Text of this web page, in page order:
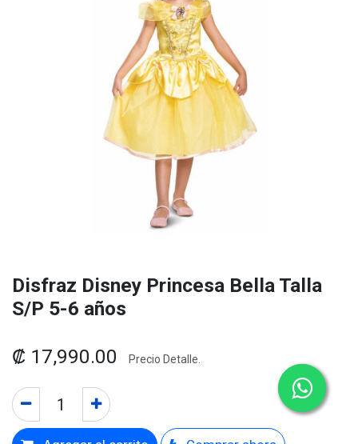
Disfraz Disney Princesa Bella Talla
S/P 5-6 años
₡ 17,990.00 Precio Detalle.